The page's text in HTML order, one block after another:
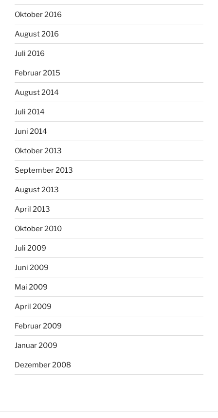
Oktober 2016
August 2016
Juli 2016
Februar 2015
August 2014
Juli 2014
Juni 2014
Oktober 2013
September 2013
August 2013
April 2013
Oktober 2010
Juli 2009
Juni 2009
Mai 2009
April 2009
Februar 2009
Januar 2009
Dezember 2008